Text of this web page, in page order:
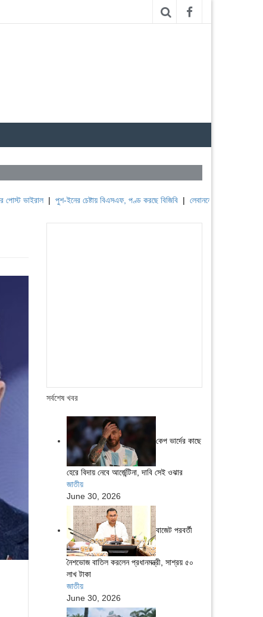
|পুশ-ইনের চেষ্টায় বিএসএফ, পণ্ড করছে বিজিবি| লেবাননের ঐতিহাসিক বউফোর্ট দুর্গ
সর্বশেষ খবর
কেপ ভার্দের কাছে
হেরে বিদায় নেবে আর্জেন্টিনা, দাবি সেই ওঝার
জাতীয়
June 30, 2026
বাজেট পরবর্তী
নৈশভোজ বাতিল করলেন প্রধানমন্ত্রী, সাশ্রয় ৫০
লাখ টাকা
জাতীয়
June 30, 2026